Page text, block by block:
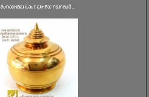
บทองเหลือง ผอบทองเหลือง ทรงกลมป้...